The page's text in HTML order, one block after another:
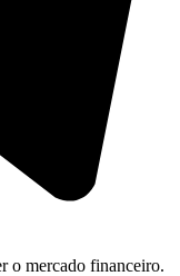
o mercado financeiro.